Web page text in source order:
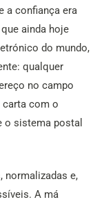
a confiança era
ainda hoje
do mundo,
qualquer
no campo
carta com o
o sistema postal
normalizadas e,
A má